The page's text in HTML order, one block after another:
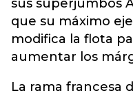
sus superjumbos
que su máximo
modifica la flota
aumentar los
La rama francesa